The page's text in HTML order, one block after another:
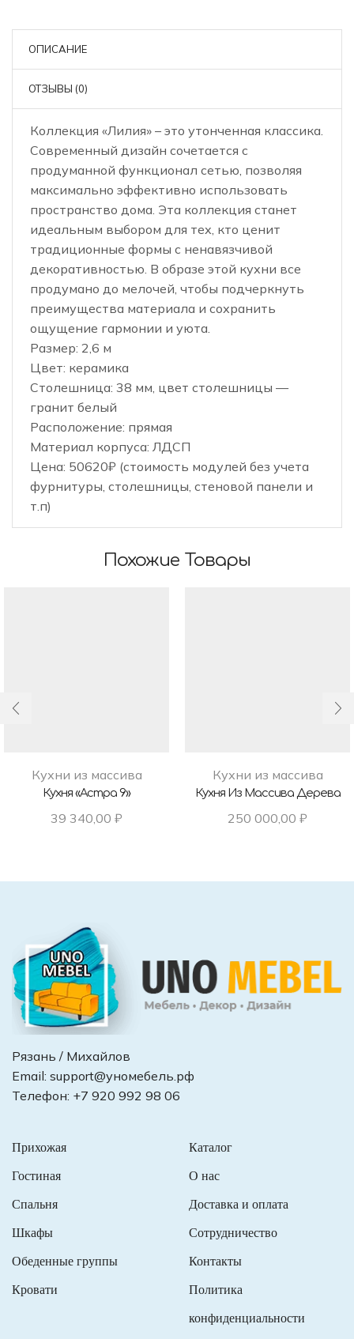
ОПИСАНИЕ
ОТЗЫВЫ (0)
Коллекция «Лилия» – это утонченная классика.
Современный дизайн сочетается с
продуманной функционал сетью, позволяя
максимально эффективно использовать
пространство дома. Эта коллекция станет
идеальным выбором для тех, кто ценит
традиционные формы с ненавязчивой
декоративностью. В образе этой кухни все
продумано до мелочей, чтобы подчеркнуть
преимущества материала и сохранить
ощущение гармонии и уюта.
Размер: 2,6 м
Цвет: керамика
Столешница: 38 мм, цвет столешницы —
гранит белый
Расположение: прямая
Материал корпуса: ЛДСП
Цена: 50620₽ (стоимость модулей без учета
фурнитуры, столешницы, стеновой панели и
т.п)
Похожие Товары
Кухни из массива
Кухня «Астра 9»
39 340,00 ₽
Кухни из массива
Кухня Из Массива Дерева
250 000,00 ₽
Рязань / Михайлов
Email: support@уномебель.рф
Телефон: +7 920 992 98 06
Прихожая
Гостиная
Спальня
Шкафы
Обеденные группы
Кровати
Каталог
О нас
Доставка и оплата
Сотрудничество
Контакты
Политика
конфиденциальности